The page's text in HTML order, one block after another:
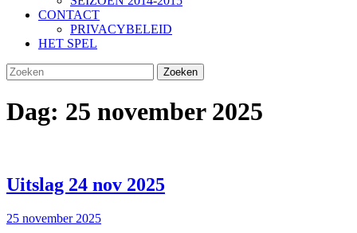
CONTACT
PRIVACYBELEID
HET SPEL
SLUIT
KNOP
Zoek
naar:
Dag: 25 november 2025
Uitslag 24 nov 2025Uitslag
25 november 202525